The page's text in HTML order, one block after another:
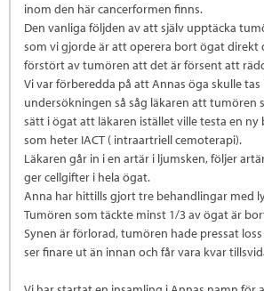
inom den här cancerformen finns.
Den vanliga följden av att själv upptäcka
som vi gjorde är att operera bort ögat direkt
förstört av tumören att det är försent att
Vi var förberedda på att Annas öga skulle
undersökningen så såg läkaren att tumören
sätt i ögat att läkaren istället ville testa en
som heter IACT ( intraartriell cemoterapi).
Läkaren går in i en artär i ljumsken, följer
ger cellgifter i hela ögat.
Anna har hittills gjort tre behandlingar med
Tumören som täckte minst 1/3 av ögat är
Synen är förlorad, tumören hade pressat
ser finare ut än innan och får vara kvar